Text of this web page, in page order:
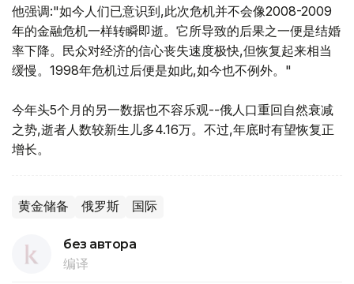
他强调:"如今人们已意识到,此次危机并不会像2008-2009
年的金融危机一样转瞬即逝。它所导致的后果之一便是结婚
率下降。民众对经济的信心丧失速度极快,但恢复起来相当
缓慢。1998年危机过后便是如此,如今也不例外。"
今年头5个月的另一数据也不容乐观--俄人口重回自然衰减
之势,逝者人数较新生儿多4.16万。不过,年底时有望恢复正
增长。
黄金储备 俄罗斯 国际
без автора
编译